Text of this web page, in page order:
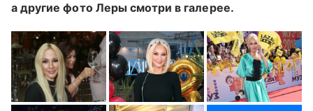
а другие фото Леры смотри в галерее.